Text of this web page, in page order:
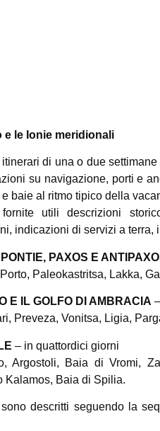
e le Ionie meridionali
di una o due
su navigazione, porti e
baie al ritmo tipico della
utili descrizioni
indicazioni di servizi a terra,
PAXOS E
Paleokastritsa, Lakka,
E IL GOLFO DI AMBRACIA
Preveza, Vonitsa, Ligia,
– in quattordici giorni
Argostoli, Baia di Vromi,
Kalamos, Baia di Spilia.
descritti seguendo la